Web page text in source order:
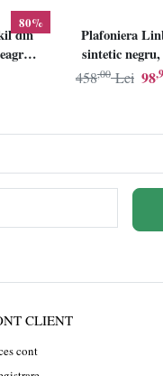
80%
din
Plafoniera
sintetic
98
458,00 Lei
CLIENT
cont